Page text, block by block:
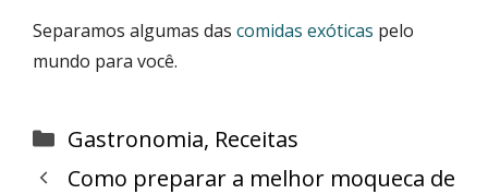
Separamos algumas das comidas exóticas pelo
mundo para você.
Categorias
Gastronomia, Receitas
Como preparar a melhor moqueca de